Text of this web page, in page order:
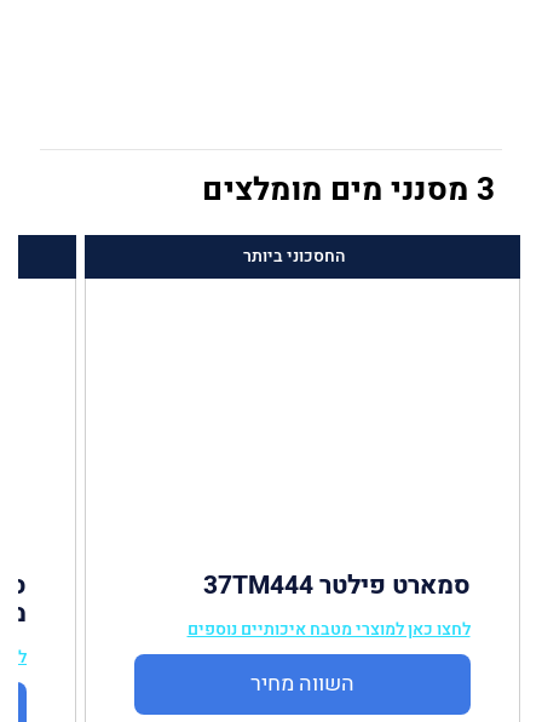
3 מסנני מים מומלצים
החסכוני ביותר
סמארט פילטר 37TM444
לחצו כאן למוצרי מטבח איכותיים נוספים
השווה מחיר